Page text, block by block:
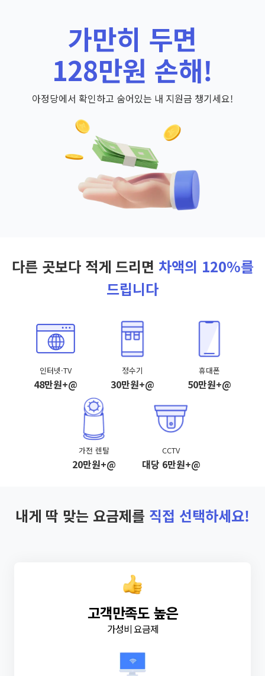
가만히 두면
128만원 손해!
아정당에서 확인하고 숨어있는 내 지원금 챙기세요!
다른 곳보다 적게 드리면 차액의 120%를
드립니다
인터넷·TV
48만원+@
정수기
30만원+@
휴대폰
50만원+@
가전 렌탈
20만원+@
CCTV
대당 6만원+@
내게 딱 맞는 요금제를 직접 선택하세요!
고객만족도 높은
가성비 요금제